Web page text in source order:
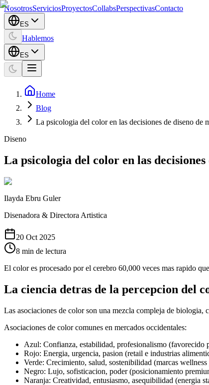
NosotrosServiciosProyectosCollabsPerspectivasContacto
ES
Hablemos
ES
Home
Blog
La psicologia del color en las decisiones de diseno de
Diseno
La psicologia del color en las decisiones
Ilayda Ebru Guler
Disenadora & Directora Artistica
20 Oct 2025
8 min de lectura
El color es procesado por el cerebro 60,000 veces mas rapido
La ciencia detras de la percepcion del
Las asociaciones de color son una mezcla compleja de biologia,
Asociaciones de color comunes en mercados occidentales:
Azul: Confianza, estabilidad, profesionalismo (favorecido
Rojo: Energia, urgencia, pasion (retail e industrias
Verde: Crecimiento, salud, sostenibilidad (marcas
Negro: Lujo, sofisticacion, poder (posicionamiento
Naranja: Creatividad, entusiasmo, asequibilidad (energia